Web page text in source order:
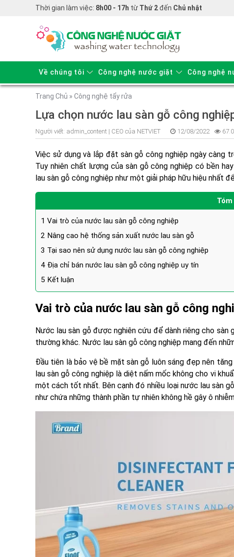
Thời gian làm việc: 8h00 - 17h từ Thứ 2đến Chủ nhật
Về chúng tôi Công nghệ nước giặt Công nghệ
Trang Chủ » Công nghệ tẩy rửa
Lựa chọn nước lau sàn gỗ công
Người viết: admin_content | CEO của NETVIET 12/08/2022
Việc sử dụng và lắp đặt sàn gỗ công nghiệp ngày càng
Tuy nhiên chất lượng của sàn gỗ công nghiệp có bền
lau sàn gỗ công nghiệp như một giải pháp hữu hiệu nhất
1 Vai trò của nước lau sàn gỗ công nghiệp
2 Nâng cao hệ thống sản xuất nước lau sàn gỗ
3 Tại sao nên sử dụng nước lau sàn gỗ công nghiệp
4 Địa chỉ bán nước lau sàn gỗ công nghiệp uy tín
5 Kết luận
Vai trò của nước lau sàn gỗ công
Nước lau sàn gỗ được nghiên cứu để dành riêng cho
thường khác. Nước lau sàn gỗ công nghiệp mang đến
Đầu tiên là bảo vệ bề mặt sàn gỗ luôn sáng đẹp nên
lau sàn gỗ công nghiệp là diệt nấm mốc không cho vi
một cách tốt nhất. Bên cạnh đó nhiều loại nước lau sàn
như chứa những thành phần tự nhiên không hề gây ô